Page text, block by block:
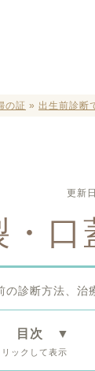
の証 » 出生前診断
更新
・口
診断方法、治
目次 ▼
リックして表示